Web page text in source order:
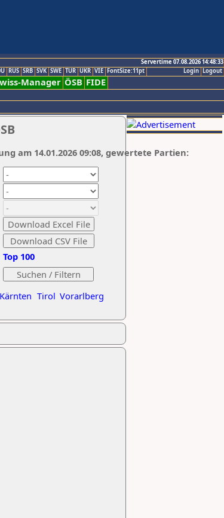
Servertime 07.08.2026 14:48:33
Logout
Login
RUS SRB SVK SWE TUR UKR VIE FontSize:11pt
Manager ÖSB FIDE
Kärnten Tirol Vorarlberg
Top 100
am 14.01.2026 09:08, gewertete Partien: